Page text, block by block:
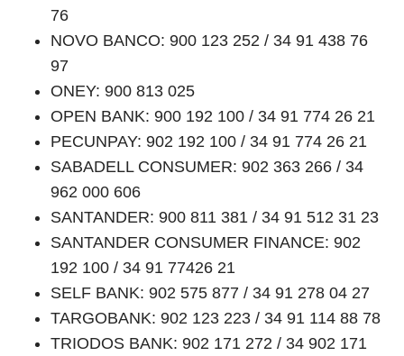
76
NOVO BANCO: 900 123 252 / 34 91 438 76
97
ONEY: 900 813 025
OPEN BANK: 900 192 100 / 34 91 774 26 21
PECUNPAY: 902 192 100 / 34 91 774 26 21
SABADELL CONSUMER: 902 363 266 / 34
962 000 606
SANTANDER: 900 811 381 / 34 91 512 31 23
SANTANDER CONSUMER FINANCE: 902
192 100 / 34 91 77426 21
SELF BANK: 902 575 877 / 34 91 278 04 27
TARGOBANK: 902 123 223 / 34 91 114 88 78
TRIODOS BANK: 902 171 272 / 34 902 171